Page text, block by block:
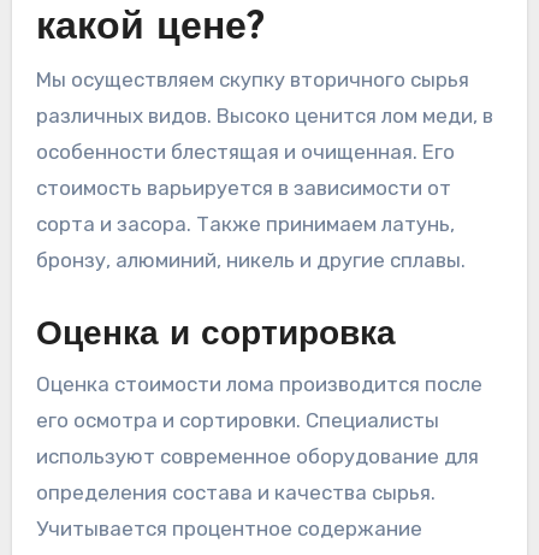
какой цене?
Мы осуществляем скупку вторичного сырья
различных видов. Высоко ценится лом меди, в
особенности блестящая и очищенная. Его
стоимость варьируется в зависимости от
сорта и засора. Также принимаем латунь,
бронзу, алюминий, никель и другие сплавы.
Оценка и сортировка
Оценка стоимости лома производится после
его осмотра и сортировки. Специалисты
используют современное оборудование для
определения состава и качества сырья.
Учитывается процентное содержание